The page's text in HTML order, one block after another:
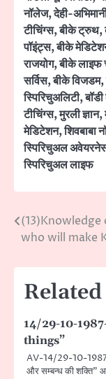
नॉलेज,देही-
टीचिंग्स,बीके ट्रुथ,
पॉइंट्स,बीके
राजयोग,बीके लाइफ
सर्विस,बीके विजडम,
स्पिरिचुअलिटी,
टीचिंग्स,मुरली ज्ञान,
मेडिटेशन,शिवबाबा
स्पिरिचुअल
स्पिरिचुअल लाइफ
Post
(13)Knowledge
who will make
14/29-10-
things”
AV-14/29-10-
और सम्बन्ध की शक्ति”